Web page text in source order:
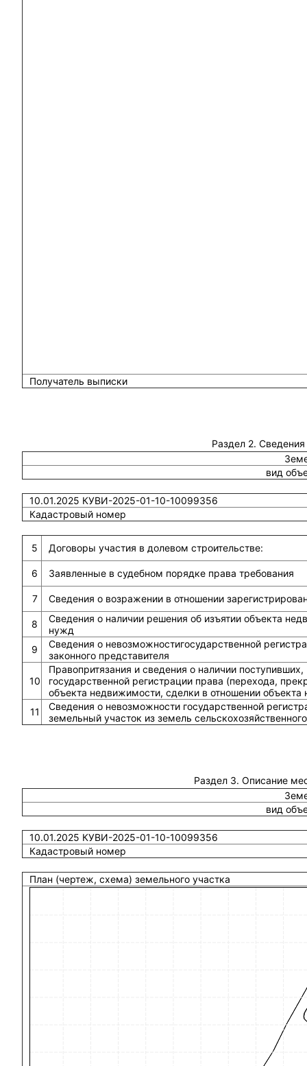
Получатель выписки
Раздел 2.
вид
10.01.2025 КУВИ-2025-01-10-10099356
Кадастровый номер
5 Договоры участия в долевом строительстве:
6 Заявленные в судебном порядке права требования
7 Сведения о возражении в отношении
8
Сведения о наличии решения об изъятии объекта
нужд
9
Сведения о невозможностигосударственной
законного представителя
10
Правопритязания и сведения о наличии
государственной регистрации права (перехода,
объекта недвижимости, сделки в отношении
11
Сведения о невозможности государственной
земельный участок из земель
Раздел 3. Описание
вид
10.01.2025 КУВИ-2025-01-10-10099356
Кадастровый номер
План (чертеж, схема) земельного участка